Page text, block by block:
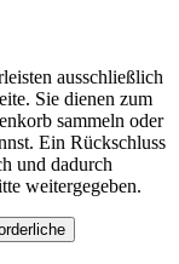
ausschließlich
Sie dienen zum
sammeln oder
Ein Rückschluss
und dadurch
weitergegeben.